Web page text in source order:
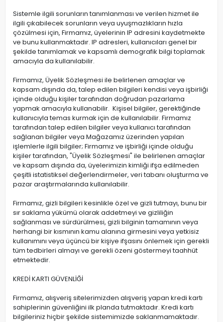
Sistemle ilgili sorunların tanımlanması ve verilen hizmet ile
ilgili çıkabilecek sorunların veya uyuşmazlıkların hızla
çözülmesi için, Firmamız, üyelerinin IP adresini kaydetmekte
ve bunu kullanmaktadır. IP adresleri, kullanıcıları genel bir
şekilde tanımlamak ve kapsamlı demografik bilgi toplamak
amacıyla da kullanılabilir.
Firmamız, Üyelik Sözleşmesi ile belirlenen amaçlar ve
kapsam dışında da, talep edilen bilgileri kendisi veya işbirliği
içinde olduğu kişiler tarafından doğrudan pazarlama
yapmak amacıyla kullanabilir. Kişisel bilgiler, gerektiğinde
kullanıcıyla temas kurmak için de kullanılabilir. Firmamız
tarafından talep edilen bilgiler veya kullanıcı tarafından
sağlanan bilgiler veya Mağazamız üzerinden yapılan
işlemlerle ilgili bilgiler; Firmamız ve işbirliği içinde olduğu
kişiler tarafından, "Üyelik Sözleşmesi" ile belirlenen amaçlar
ve kapsam dışında da, üyelerimizin kimliği ifşa edilmeden
çeşitli istatistiksel değerlendirmeler, veri tabanı oluşturma ve
pazar araştırmalarında kullanılabilir.
Firmamız, gizli bilgileri kesinlikle özel ve gizli tutmayı, bunu bir
sır saklama yükümü olarak addetmeyi ve gizliliğin
sağlanması ve sürdürülmesi, gizli bilginin tamamının veya
herhangi bir kısmının kamu alanına girmesini veya yetkisiz
kullanımını veya üçüncü bir kişiye ifşasını önlemek için gerekli
tüm tedbirleri almayı ve gerekli özeni göstermeyi taahhüt
etmektedir.
KREDİ KARTI GÜVENLİĞİ
Firmamız, alışveriş sitelerimizden alışveriş yapan kredi kartı
sahiplerinin güvenliğini ilk planda tutmaktadır. Kredi kartı
bilgileriniz hiçbir şekilde sistemimizde saklanmamaktadır.